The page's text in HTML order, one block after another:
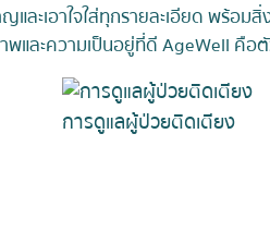
ละเอาใจใส่ทุกรายละเอียด พ
และความเป็นอยู่ที่ดี AgeWell คือ
การดูแลผู้ป่วยติดเตียง